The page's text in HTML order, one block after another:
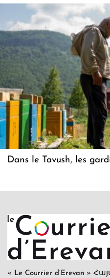
Dans le Tavush, les
« Le Courrier d’Erevan »